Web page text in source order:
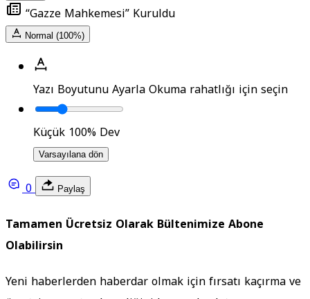
“Gazze Mahkemesi” Kuruldu
Normal (100%)
Yazı Boyutunu AyarlaOkuma rahatlığı için seçin
Küçük 100%Dev
Varsayılana dön
0 Paylaş
Tamamen Ücretsiz Olarak Bültenimize Abone
Olabilirsin
Yeni haberlerden haberdar olmak için fırsatı kaçırma ve